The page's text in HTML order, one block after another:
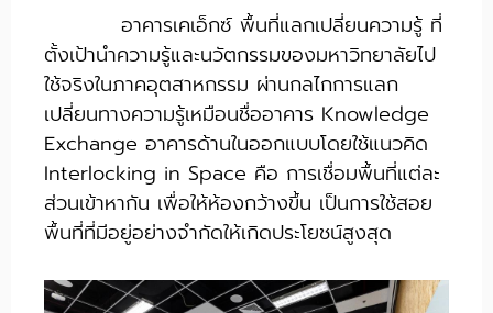
อาคารเคเอ็กซ์ พื้นที่แลกเปลี่ยนความรู้ ที่
ตั้งเป้านำความรู้และนวัตกรรมของมหาวิทยาลัยไป
ใช้จริงในภาคอุตสาหกรรม ผ่านกลไกการแลก
เปลี่ยนทางความรู้เหมือนชื่ออาคาร Knowledge
Exchange อาคารด้านในออกแบบโดยใช้แนวคิด
Interlocking in Space คือ การเชื่อมพื้นที่แต่ละ
ส่วนเข้าหากัน เพื่อให้ห้องกว้างขึ้น เป็นการใช้สอย
พื้นที่ที่มีอยู่อย่างจำกัดให้เกิดประโยชน์สูงสุด